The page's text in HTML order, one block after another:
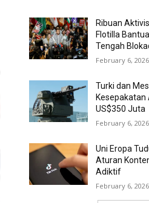
Ribuan
Flotilla
Tengah
February 6, 2026
Turki dan
Kesepakatan
US$350 Juta
February 6, 2026
Uni Eropa
Aturan
Adiktif
February 6, 2026